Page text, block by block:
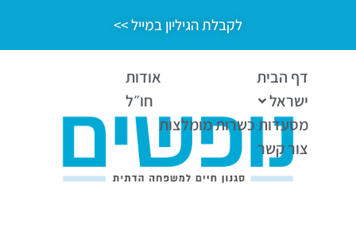
לקבלת הגיליון במייל >>
דף הבית
אודות
ישראל
חו״ל
מסעדות כשרות מומלצות
צור קשר